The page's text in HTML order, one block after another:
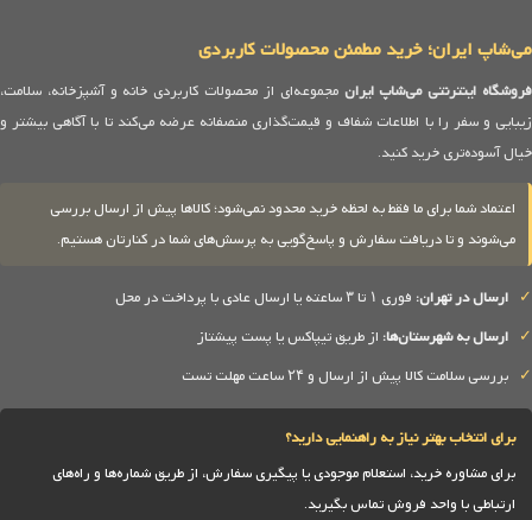
می‌شاپ ایران؛ خرید مطمئن محصولات کاربردی
فروشگاه اینترنتی می‌شاپ ایران مجموعه‌ای از محصولات کاربردی خانه و آشپزخانه، سلامت،
زیبایی و سفر را با اطلاعات شفاف و قیمت‌گذاری منصفانه عرضه می‌کند تا با آگاهی بیشتر و
خیال آسوده‌تری خرید کنید.
اعتماد شما برای ما فقط به لحظه خرید محدود نمی‌شود؛ کالاها پیش از ارسال بررسی
می‌شوند و تا دریافت سفارش و پاسخ‌گویی به پرسش‌های شما در کنارتان هستیم.
✓ ارسال در تهران: فوری ۱ تا ۳ ساعته یا ارسال عادی با پرداخت در محل
✓ ارسال به شهرستان‌ها: از طریق تیپاکس یا پست پیشتاز
✓ بررسی سلامت کالا پیش از ارسال و ۲۴ ساعت مهلت تست
برای انتخاب بهتر نیاز به راهنمایی دارید؟
برای مشاوره خرید، استعلام موجودی یا پیگیری سفارش، از طریق شماره‌ها و راه‌های
ارتباطی با واحد فروش تماس بگیرید.